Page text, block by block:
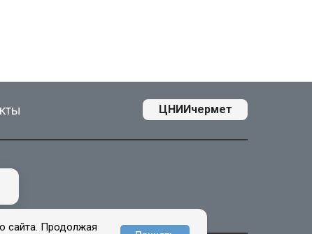
ЦНИИчермет
сайта. Продолжая